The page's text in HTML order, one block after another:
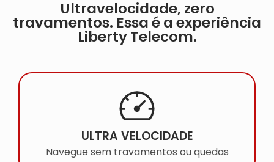
Ultravelocidade, zero
travamentos. Essa é a experiência
Liberty Telecom.
ULTRA VELOCIDADE
Navegue sem travamentos ou quedas